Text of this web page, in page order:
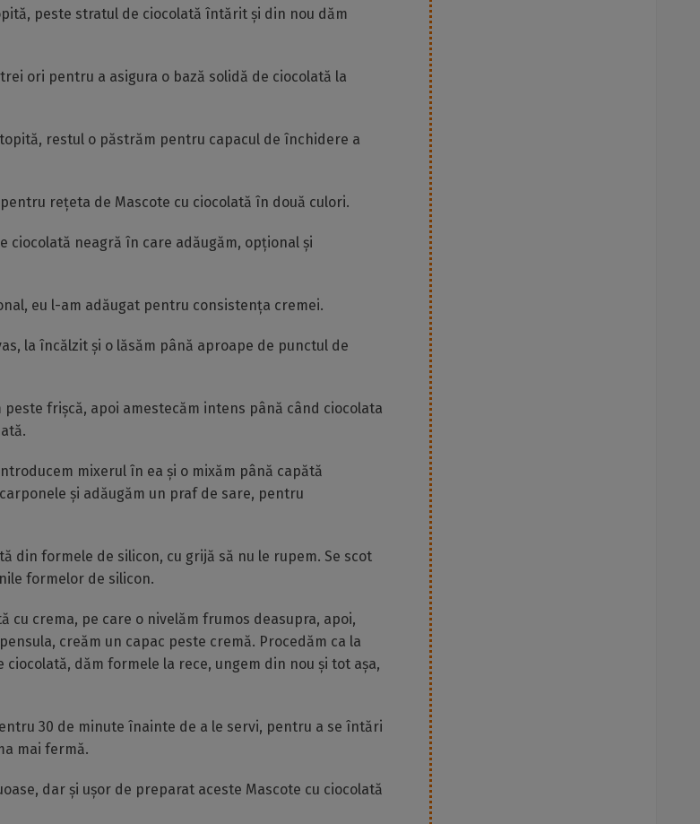
peste stratul de ciocolată întărit și din nou dăm
ori pentru a asigura o bază solidă de ciocolată la
restul o păstrăm pentru capacul de închidere a
rețeta de Mascote cu ciocolată în două culori.
ciocolată neagră în care adăugăm, opțional și
eu l-am adăugat pentru consistența cremei.
la încălzit și o lăsăm până aproape de punctul de
peste frișcă, apoi amestecăm intens până când ciocolata
mixerul în ea și o mixăm până capătă
și adăugăm un praf de sare, pentru
din formele de silicon, cu grijă să nu le rupem. Se scot
formelor de silicon.
cu crema, pe care o nivelăm frumos deasupra, apoi,
creăm un capac peste cremă. Procedăm ca la
ciocolată, dăm formele la rece, ungem din nou și tot așa,
30 de minute înainte de a le servi, pentru a se întări
mai fermă.
dar și ușor de preparat aceste Mascote cu ciocolată